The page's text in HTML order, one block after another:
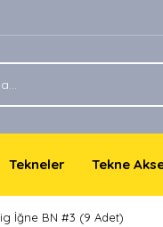
Tekneler Tekne
İğne BN #3 (9 Adet)